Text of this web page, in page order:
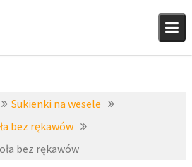
Sukienki na wesele
bez rękawów
bez rękawów